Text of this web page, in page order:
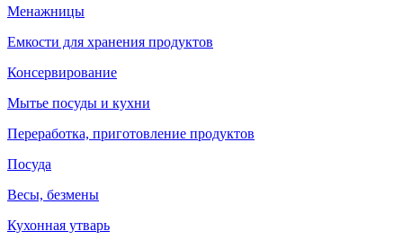
Менажницы
Емкости для хранения продуктов
Консервирование
Мытье посуды и кухни
Переработка, приготовление продуктов
Посуда
Весы, безмены
Кухонная утварь